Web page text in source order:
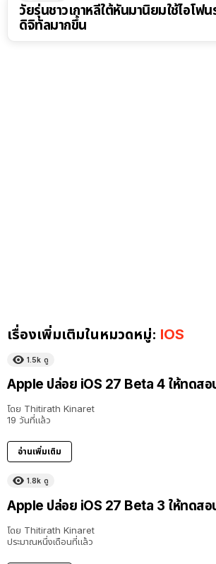
วัยรุ่นชาวเกาหลีใต้หันมานิยมใช้ไอโฟ
ดิจิทัลมากขึ้น
เรื่องเพิ่มเติมในหมวดหมู่: IOS
1.5k ดู
Apple ปล่อย iOS 27 Beta 4 ให้ทดสอ
โดย Thitirath Kinaret
19 วันที่แล้ว
อ่านเพิ่มเติม
1.8k ดู
Apple ปล่อย iOS 27 Beta 3 ให้ทดสอ
โดย Thitirath Kinaret
ประมาณหนึ่งเดือนที่แล้ว